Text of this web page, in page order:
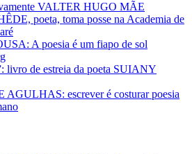
VALTER HUGO MÃE
poeta, toma posse na Academia de
A poesia é um fiapo de sol
livro de estreia da poeta SUIANY
escrever é costurar poesia